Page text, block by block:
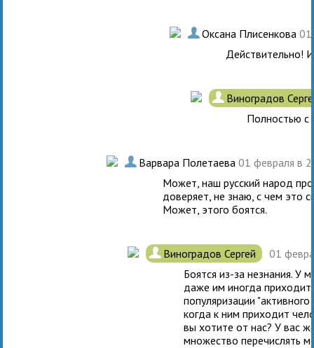
. Оксана Плисенкова
Действительно!
. Виноградов
Полностью с
. Варвара Полетаева01 февраля в
Может, наш русский народ
доверяет, не знаю, с чем это
Может, этого боятся.
. Виноградов Сергей
01
Боятся из-за незнания. У
даже им иногда
популяризации
когда к ним приходит
вы хотите от нас? У вас
множество перечислять